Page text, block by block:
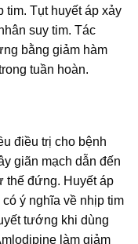
tim. Tụt huyết áp xảy
suy tim. Tác
bằng giảm hàm
tuần hoàn.
điều trị cho bệnh
giãn mạch dẫn đến
thế đứng. Huyết áp
ý nghĩa về nhịp tim
tướng khi dùng
làm giảm